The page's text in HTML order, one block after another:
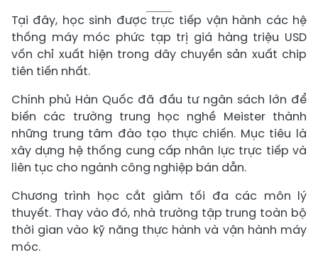
Tại đây, học sinh được trực tiếp vận hành các hệ
thống máy móc phức tạp trị giá hàng triệu USD
vốn chỉ xuất hiện trong dây chuyền sản xuất chip
tiên tiến nhất.
Chính phủ Hàn Quốc đã đầu tư ngân sách lớn để
biến các trường trung học nghề Meister thành
những trung tâm đào tạo thực chiến. Mục tiêu là
xây dựng hệ thống cung cấp nhân lực trực tiếp và
liên tục cho ngành công nghiệp bán dẫn.
Chương trình học cắt giảm tối đa các môn lý
thuyết. Thay vào đó, nhà trường tập trung toàn bộ
thời gian vào kỹ năng thực hành và vận hành máy
móc.